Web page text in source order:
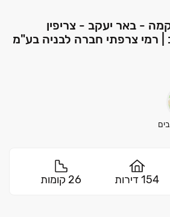
- באר יעקב - צריפין
רמי צרפתי חברה לבניה בע"מ
154 דירות 26 קומות